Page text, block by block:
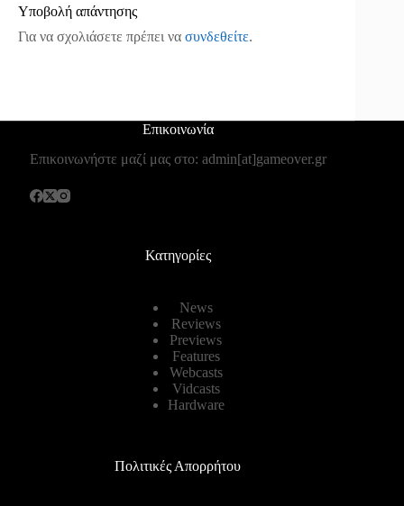
Υποβολή απάντησης
Για να σχολιάσετε πρέπει να συνδεθείτε.
Επικοινωνία
Επικοινωνήστε μαζί μας στο: admin[at]gameover.gr
Κατηγορίες
News
Reviews
Previews
Features
Webcasts
Vidcasts
Hardware
Πολιτικές Απορρήτου